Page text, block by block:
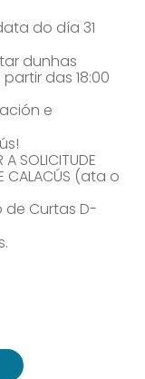
do día 31
dunhas
das 18:00
e
A SOLICITUDE
CALACÚS (ata o
Curtas D-